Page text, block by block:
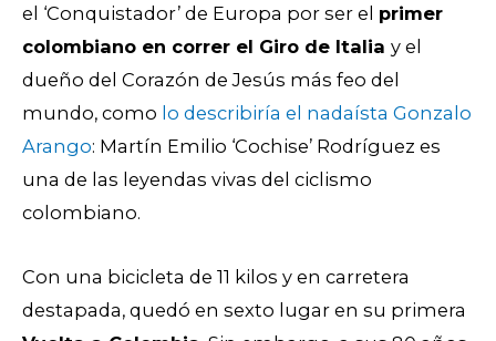
el ‘Conquistador’ de Europa por ser el primer
colombiano en correr el Giro de Italia y el
dueño del Corazón de Jesús más feo del
mundo, como lo describiría el nadaísta Gonzalo
Arango: Martín Emilio ‘Cochise’ Rodríguez es
una de las leyendas vivas del ciclismo
colombiano.
Con una bicicleta de 11 kilos y en carretera
destapada, quedó en sexto lugar en su primera